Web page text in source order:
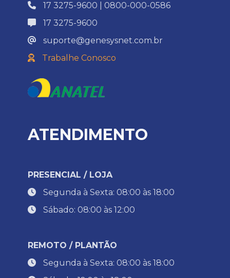
17 3275-9600 | 0800-000-0586
17 3275-9600
suporte@genesysnet.com.br
Trabalhe Conosco
ATENDIMENTO
PRESENCIAL / LOJA
Segunda à Sexta: 08:00 às 18:00
Sábado: 08:00 às 12:00
REMOTO / PLANTÃO
Segunda à Sexta: 08:00 às 18:00